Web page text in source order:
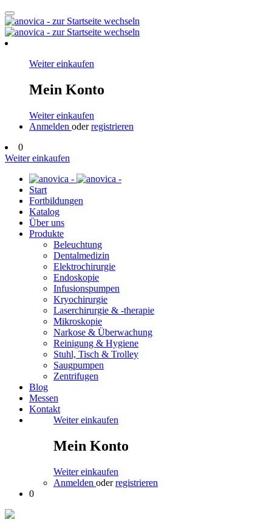
Weiter einkaufen
Mein Konto
Weiter einkaufen
Anmelden oderregistrieren
0
Weiter einkaufen
Start
Fortbildungen
Katalog
Über uns
Produkte
Beleuchtung
Dentalmedizin
Elektrochirurgie
Endoskopie
Infusionspumpen
Kryochirurgie
Laserchirurgie & -therapie
Mikroskopie
Narkose & Überwachung
Reinigung & Hygiene
Stuhl, Tisch & Trolley
Saugpumpen
Zentrifugen
Blog
Messen
Kontakt
Weiter einkaufen
Mein Konto
Weiter einkaufen
Anmelden oderregistrieren
0